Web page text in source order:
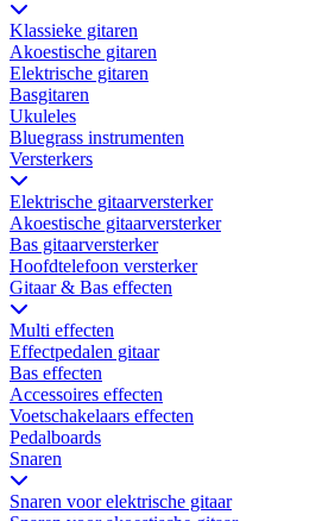
Klassieke gitaren
Akoestische gitaren
Elektrische gitaren
Basgitaren
Ukuleles
Bluegrass instrumenten
Versterkers
Elektrische gitaarversterker
Akoestische gitaarversterker
Bas gitaarversterker
Hoofdtelefoon versterker
Gitaar & Bas effecten
Multi effecten
Effectpedalen gitaar
Bas effecten
Accessoires effecten
Voetschakelaars effecten
Pedalboards
Snaren
Snaren voor elektrische gitaar